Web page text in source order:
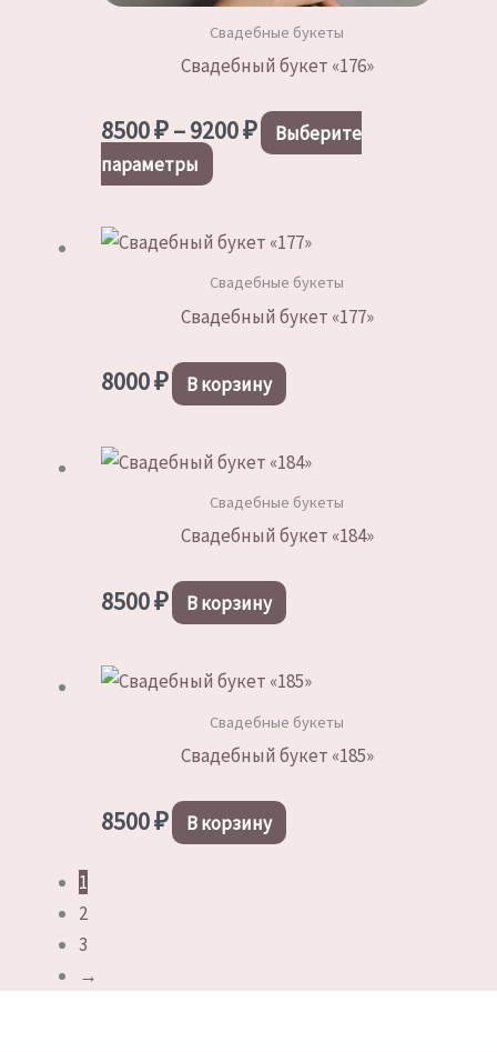
Свадебные букеты
Свадебный букет «176»
8500₽–9200₽Диапазон
цен:
9200 ₽
Выберите
параметры
несколько
вариаций.
Опции
выбрать
на
товара.
Свадебные букеты
Свадебный букет «177»
8000₽ В корзину
Свадебные букеты
Свадебный букет «184»
8500₽ В корзину
Свадебные букеты
Свадебный букет «185»
8500₽ В корзину
1
2
3
→